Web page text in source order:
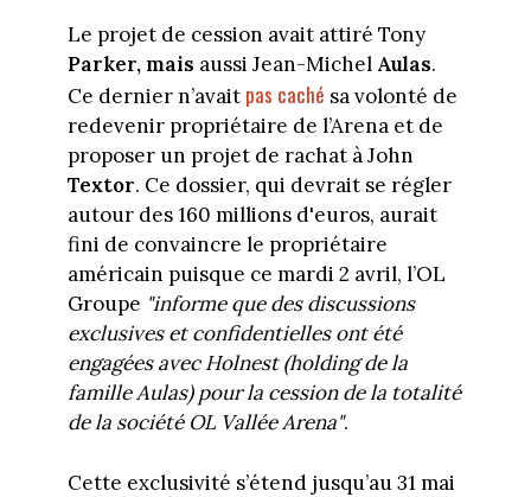
Le projet de cession avait attiré Tony
Parker, mais aussi Jean-Michel Aulas.
Ce dernier n’avaitpas caché sa volonté de
redevenir propriétaire de l’Arena et de
proposer un projet de rachat à John
Textor. Ce dossier, qui devrait se régler
autour des 160 millions d'euros, aurait
fini de convaincre le propriétaire
américain puisque ce mardi 2 avril, l’OL
Groupe "informe que des discussions
exclusives et confidentielles ont été
engagées avec Holnest (holding de la
famille Aulas) pour la cession de la totalité
de la société OL Vallée Arena".
Cette exclusivité s’étend jusqu’au 31 mai